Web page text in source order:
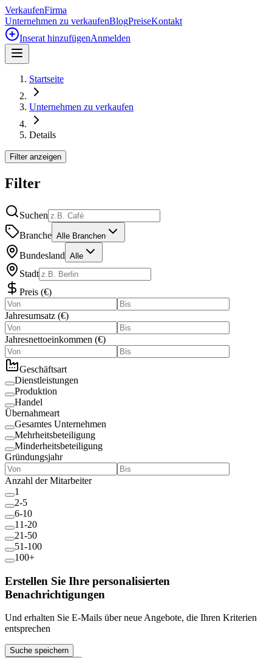
VerkaufenFirma
Unternehmen zu verkaufenBlogPreiseKontakt
Inserat hinzufügenAnmelden
Startseite
Unternehmen zu verkaufen
Details
Filter anzeigen
Filter
Suchen
Branche Alle Branchen
Bundesland Alle
Stadt
Preis (€)
Jahresumsatz (€)
Jahresnettoeinkommen (€)
Geschäftsart
Dienstleistungen
Produktion
Handel
Übernahmeart
Gesamtes Unternehmen
Mehrheitsbeteiligung
Minderheitsbeteiligung
Gründungsjahr
Anzahl der Mitarbeiter
1
2-5
6-10
11-20
21-50
51-100
100+
Erstellen Sie Ihre personalisierten
Benachrichtigungen
Und erhalten Sie E-Mails über neue Angebote, die Ihren Kriterien
entsprechen
Suche speichern